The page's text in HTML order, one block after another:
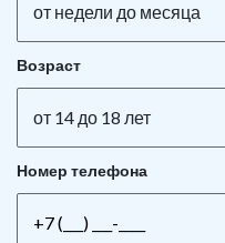
от недели до месяца
Возраст
от 14 до 18 лет
Номер телефона